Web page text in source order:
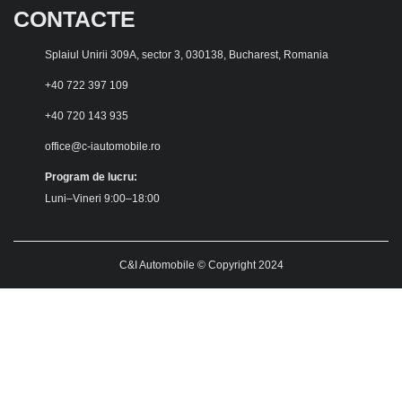
CONTACTE
Splaiul Unirii 309A, sector 3, 030138, Bucharest, Romania
+40 722 397 109
+40 720 143 935
office@c-iautomobile.ro
Program de lucru:
Luni–Vineri 9:00–18:00
C&I Automobile © Copyright 2024